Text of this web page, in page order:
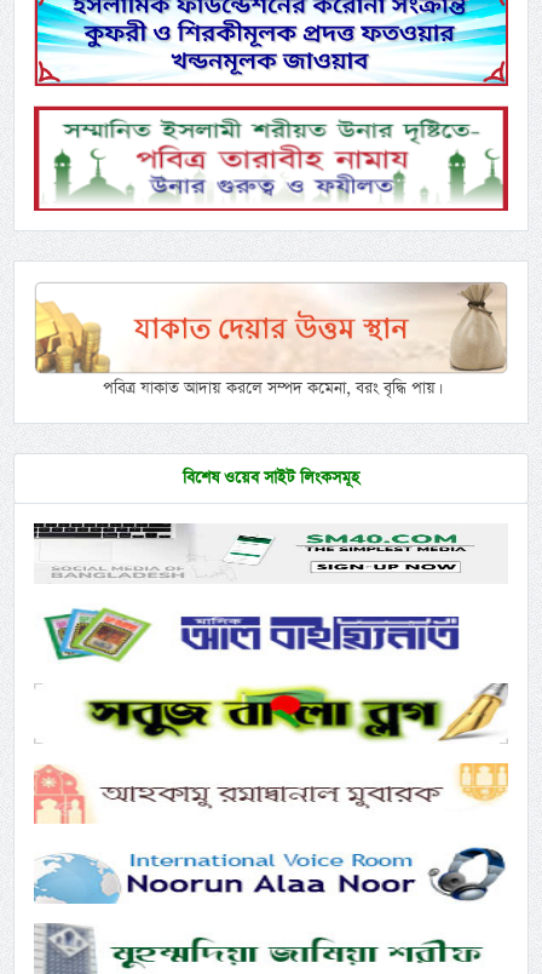
পবিত্র যাকাত আদায় করলে সম্পদ কমেনা, বরং বৃদ্ধি পায়।
বিশেষ ওয়েব সাইট লিংকসমূহ